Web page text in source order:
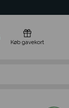
Køb gavekort